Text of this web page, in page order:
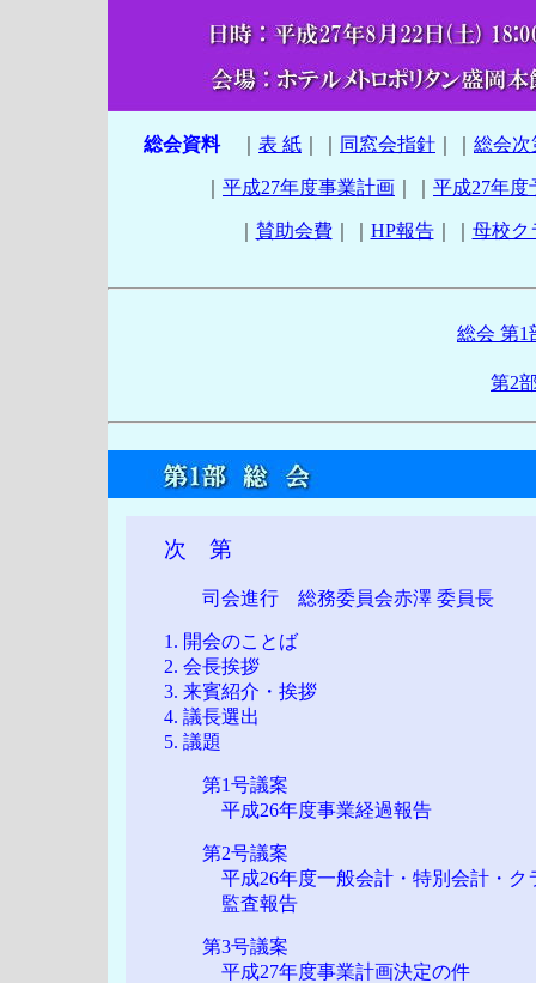
総会資料｜ 表 紙 同窓会指針 総会次
平成27年度事業計画 平成27年度
賛助会費｜｜ HP報告｜｜ 母校ク
総会 第1
第2
次 第
司会進行 総務委員会赤澤 委員長
1. 開会のことば
2. 会長挨拶
3. 来賓紹介・挨拶
4. 議長選出
5. 議題
第1号議案
平成26年度事業経過報告
第2号議案
平成26年度一般会計・特別会計・クラ
監査報告
第3号議案
平成27年度事業計画決定の件